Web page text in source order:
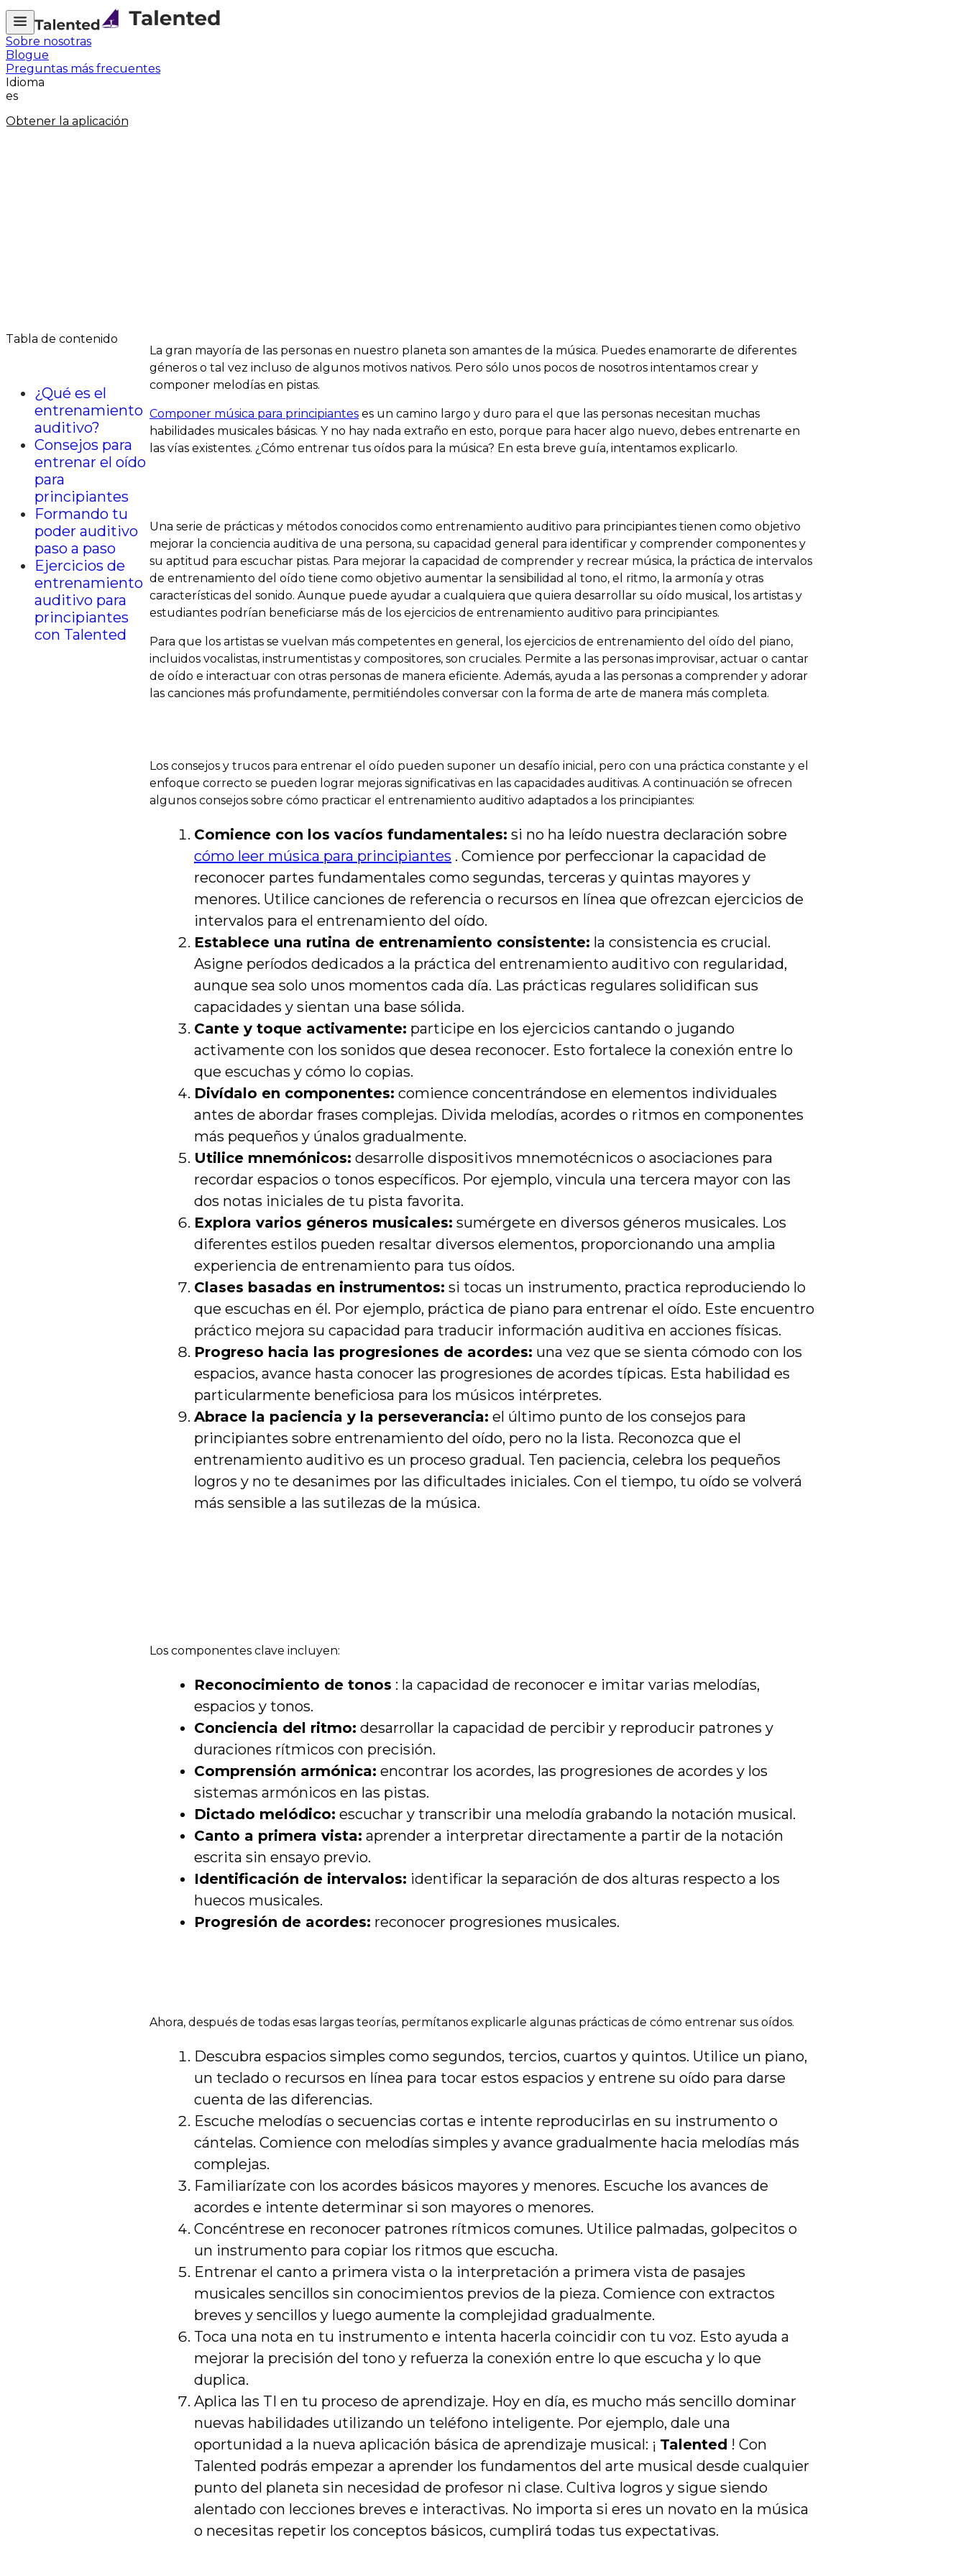
Sobre nosotras
Blogue
Preguntas más frecuentes
Idioma
es
Obtener la aplicación
Tabla de contenido
¿Qué es el
entrenamiento
auditivo?
Consejos para
entrenar el oído
para
principiantes
Formando tu
poder auditivo
paso a paso
Ejercicios de
entrenamiento
auditivo para
principiantes
con Talented
La gran mayoría de las personas en nuestro planeta son amantes de la música. Puedes enamorarte de diferentes
géneros o tal vez incluso de algunos motivos nativos. Pero sólo unos pocos de nosotros intentamos crear y
componer melodías en pistas.
Componer música para principiantes es un camino largo y duro para el que las personas necesitan muchas
habilidades musicales básicas. Y no hay nada extraño en esto, porque para hacer algo nuevo, debes entrenarte en
las vías existentes. ¿Cómo entrenar tus oídos para la música? En esta breve guía, intentamos explicarlo.
Una serie de prácticas y métodos conocidos como entrenamiento auditivo para principiantes tienen como objetivo
mejorar la conciencia auditiva de una persona, su capacidad general para identificar y comprender componentes y
su aptitud para escuchar pistas. Para mejorar la capacidad de comprender y recrear música, la práctica de intervalos
de entrenamiento del oído tiene como objetivo aumentar la sensibilidad al tono, el ritmo, la armonía y otras
características del sonido. Aunque puede ayudar a cualquiera que quiera desarrollar su oído musical, los artistas y
estudiantes podrían beneficiarse más de los ejercicios de entrenamiento auditivo para principiantes.
Para que los artistas se vuelvan más competentes en general, los ejercicios de entrenamiento del oído del piano,
incluidos vocalistas, instrumentistas y compositores, son cruciales. Permite a las personas improvisar, actuar o cantar
de oído e interactuar con otras personas de manera eficiente. Además, ayuda a las personas a comprender y adorar
las canciones más profundamente, permitiéndoles conversar con la forma de arte de manera más completa.
Los consejos y trucos para entrenar el oído pueden suponer un desafío inicial, pero con una práctica constante y el
enfoque correcto se pueden lograr mejoras significativas en las capacidades auditivas. A continuación se ofrecen
algunos consejos sobre cómo practicar el entrenamiento auditivo adaptados a los principiantes:
Comience con los vacíos fundamentales: si no ha leído nuestra declaración sobre
cómo leer música para principiantes . Comience por perfeccionar la capacidad de
reconocer partes fundamentales como segundas, terceras y quintas mayores y
menores. Utilice canciones de referencia o recursos en línea que ofrezcan ejercicios de
intervalos para el entrenamiento del oído.
Establece una rutina de entrenamiento consistente: la consistencia es crucial.
Asigne períodos dedicados a la práctica del entrenamiento auditivo con regularidad,
aunque sea solo unos momentos cada día. Las prácticas regulares solidifican sus
capacidades y sientan una base sólida.
Cante y toque activamente: participe en los ejercicios cantando o jugando
activamente con los sonidos que desea reconocer. Esto fortalece la conexión entre lo
que escuchas y cómo lo copias.
Divídalo en componentes: comience concentrándose en elementos individuales
antes de abordar frases complejas. Divida melodías, acordes o ritmos en componentes
más pequeños y únalos gradualmente.
Utilice mnemónicos: desarrolle dispositivos mnemotécnicos o asociaciones para
recordar espacios o tonos específicos. Por ejemplo, vincula una tercera mayor con las
dos notas iniciales de tu pista favorita.
Explora varios géneros musicales: sumérgete en diversos géneros musicales. Los
diferentes estilos pueden resaltar diversos elementos, proporcionando una amplia
experiencia de entrenamiento para tus oídos.
Clases basadas en instrumentos: si tocas un instrumento, practica reproduciendo lo
que escuchas en él. Por ejemplo, práctica de piano para entrenar el oído. Este encuentro
práctico mejora su capacidad para traducir información auditiva en acciones físicas.
Progreso hacia las progresiones de acordes: una vez que se sienta cómodo con los
espacios, avance hasta conocer las progresiones de acordes típicas. Esta habilidad es
particularmente beneficiosa para los músicos intérpretes.
Abrace la paciencia y la perseverancia: el último punto de los consejos para
principiantes sobre entrenamiento del oído, pero no la lista. Reconozca que el
entrenamiento auditivo es un proceso gradual. Ten paciencia, celebra los pequeños
logros y no te desanimes por las dificultades iniciales. Con el tiempo, tu oído se volverá
más sensible a las sutilezas de la música.
Los componentes clave incluyen:
Reconocimiento de tonos : la capacidad de reconocer e imitar varias melodías,
espacios y tonos.
Conciencia del ritmo: desarrollar la capacidad de percibir y reproducir patrones y
duraciones rítmicos con precisión.
Comprensión armónica: encontrar los acordes, las progresiones de acordes y los
sistemas armónicos en las pistas.
Dictado melódico: escuchar y transcribir una melodía grabando la notación musical.
Canto a primera vista: aprender a interpretar directamente a partir de la notación
escrita sin ensayo previo.
Identificación de intervalos: identificar la separación de dos alturas respecto a los
huecos musicales.
Progresión de acordes: reconocer progresiones musicales.
Ahora, después de todas esas largas teorías, permítanos explicarle algunas prácticas de cómo entrenar sus oídos.
Descubra espacios simples como segundos, tercios, cuartos y quintos. Utilice un piano,
un teclado o recursos en línea para tocar estos espacios y entrene su oído para darse
cuenta de las diferencias.
Escuche melodías o secuencias cortas e intente reproducirlas en su instrumento o
cántelas. Comience con melodías simples y avance gradualmente hacia melodías más
complejas.
Familiarízate con los acordes básicos mayores y menores. Escuche los avances de
acordes e intente determinar si son mayores o menores.
Concéntrese en reconocer patrones rítmicos comunes. Utilice palmadas, golpecitos o
un instrumento para copiar los ritmos que escucha.
Entrenar el canto a primera vista o la interpretación a primera vista de pasajes
musicales sencillos sin conocimientos previos de la pieza. Comience con extractos
breves y sencillos y luego aumente la complejidad gradualmente.
Toca una nota en tu instrumento e intenta hacerla coincidir con tu voz. Esto ayuda a
mejorar la precisión del tono y refuerza la conexión entre lo que escucha y lo que
duplica.
Aplica las TI en tu proceso de aprendizaje. Hoy en día, es mucho más sencillo dominar
nuevas habilidades utilizando un teléfono inteligente. Por ejemplo, dale una
oportunidad a la nueva aplicación básica de aprendizaje musical: ¡ Talented ! Con
Talented podrás empezar a aprender los fundamentos del arte musical desde cualquier
punto del planeta sin necesidad de profesor ni clase. Cultiva logros y sigue siendo
alentado con lecciones breves e interactivas. No importa si eres un novato en la música
o necesitas repetir los conceptos básicos, cumplirá todas tus expectativas.